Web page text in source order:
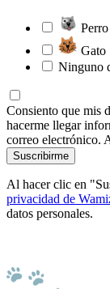
Perro
Gato
Ninguno
Consiento que mis
hacerme llegar
correo electrónico.
Suscribirme
Al hacer clic en
privacidad de
datos personales.